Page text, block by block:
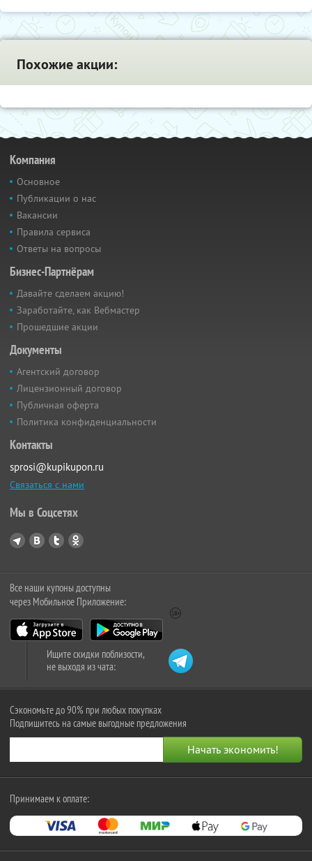
Похожие акции:
Компания
Основное
Публикации о нас
Вакансии
Правила сервиса
Ответы на вопросы
Бизнес-Партнёрам
Давайте сделаем акцию!
Заработайте, как Вебмастер
Прошедшие акции
Документы
Агентский договор
Лицензионный договор
Публичная оферта
Политика конфиденциальности
Контакты
sprosi@kupikupon.ru
Связаться с нами
Мы в Соцсетях
Все наши купоны доступны
через Мобильное Приложение:
Ищите скидки поблизости,
не выходя из чата:
Сэкономьте до 90% при любых покупках
Подпишитесь на самые выгодные предложения
Принимаем к оплате: